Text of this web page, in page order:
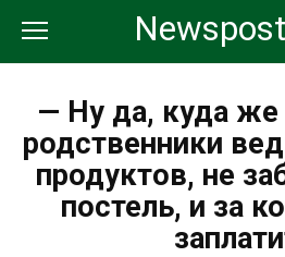
контенту
— Ну да, куда же
родственники
продуктов, не
постель, и за